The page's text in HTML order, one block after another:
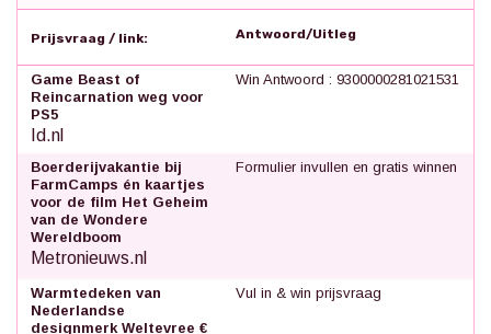
Prijsvraag / link: Antwoord/Uitleg
Game Beast of
Reincarnation weg voor
PS5
Id.nl
Win Antwoord : 9300000281021531
Boerderijvakantie bij
FarmCamps én kaartjes
voor de film Het Geheim
van de Wondere
Wereldboom
Metronieuws.nl
Formulier invullen en gratis winnen
Warmtedeken van
Nederlandse
designmerk Weltevree €
Vul in & win prijsvraag